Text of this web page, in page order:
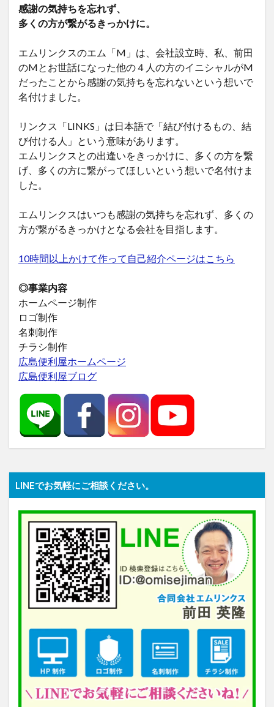
感謝の気持ちを忘れず、
多くの方が繋がるきっかけに。
エムリンクスのエム「M」は、会社設立時、私、前田
のMとお世話になった他の４人の方のイニシャルがM
だったことから感謝の気持ちを忘れないという想いで
名付けました。
リンクス「LINKS」は日本語で「結び付けるもの、結
び付ける人」という意味があります。
エムリンクスとの出逢いをきっかけに、多くの方を繋
げ、多くの方に繋がってほしいという想いで名付けま
した。
エムリンクスはいつも感謝の気持ちを忘れず、多くの
方が繋がるきっかけとなる会社を目指します。
10時間以上かけて作って自己紹介ページはこちら
◎事業内容
ホームページ制作
ロゴ制作
名刺制作
チラシ制作
広島便利屋ホームページ
広島便利屋ブログ
LINEでお気軽にご相談ください。